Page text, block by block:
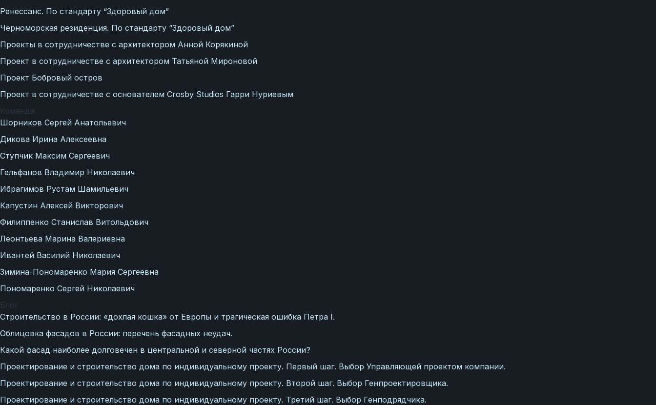
Ренессанс. По стандарту “Здоровый дом”
Черноморская резиденция. По стандарту “Здоровый дом”
Проекты в сотрудничестве с архитектором Анной Корякиной
Проект в сотрудничестве с архитектором Татьяной Мироновой
Проект Бобровый остров
Проект в сотрудничестве с основателем Crosby Studios Гарри Нуриевым
Команда
Шорников Сергей Анатольевич
Дикова Ирина Алексеевна
Ступчик Максим Сергеевич
Гельфанов Владимир Николаевич
Ибрагимов Рустам Шамильевич
Капустин Алексей Викторович
Филиппенко Станислав Витольдович
Леонтьева Марина Валериевна
Ивантей Василий Николаевич
Зимина-Пономаренко Мария Сергеевна
Пономаренко Сергей Николаевич
Блог
Строительство в России: «дохлая кошка» от Европы и трагическая ошибка Петра I.
Облицовка фасадов в России: перечень фасадных неудач.
Какой фасад наиболее долговечен в центральной и северной частях России?
Проектирование и строительство дома по индивидуальному проекту. Первый шаг. Выбор Управляющей проектом компании.
Проектирование и строительство дома по индивидуальному проекту. Второй шаг. Выбор Генпроектировщика.
Проектирование и строительство дома по индивидуальному проекту. Третий шаг. Выбор Генподрядчика.